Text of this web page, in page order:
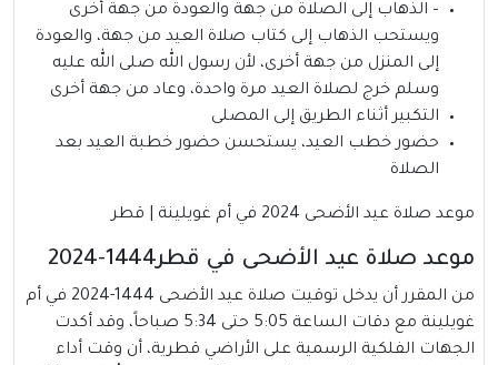
– الذهاب إلى الصلاة من جهة والعودة من جهة أخرى
ويستحب الذهاب إلى كتاب صلاة العيد من جهة، والعودة
إلى المنزل من جهة أخرى، لأن رسول الله صلى الله عليه
وسلم خرج لصلاة العيد مرة واحدة، وعاد من جهة أخرى
التكبير أثناء الطريق إلى المصلى
حضور خطب العيد، يستحسن حضور خطبة العيد بعد
الصلاة
موعد صلاة عيد الأضحى 2024 في أم غويلينة | قطر
موعد صلاة عيد الأضحى في قطر1444-2024
من المقرر أن يدخل توقيت صلاة عيد الأضحى 1444-2024 في أم
غويلينة مع دقات الساعة 5:05 حتى 5:34 صباحاً، وقد أكدت
الجهات الفلكية الرسمية على الأراضي قطرية، أن وقت أداء